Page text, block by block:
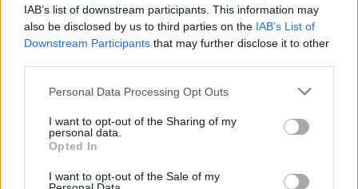
IAB’s list of downstream participants. This information may
also be disclosed by us to third parties on the IAB’s List of
Downstream Participants that may further disclose it to other
Personal Data Processing Opt Outs
I want to opt-out of the Sharing of my
personal data.
Opted In
I want to opt-out of the Sale of my
cystektomię, wraz z podaniem okołooperacynej
chemioterapiii często z zastosowaniem
uzupełniającejradioterapii.
dopiero w stadium przerzutowym lub rozwinął się
do takiego stadium, konieczne jest zastosowanie
chemioterapii paliatywnej. Zgodnie, z aktualnymi